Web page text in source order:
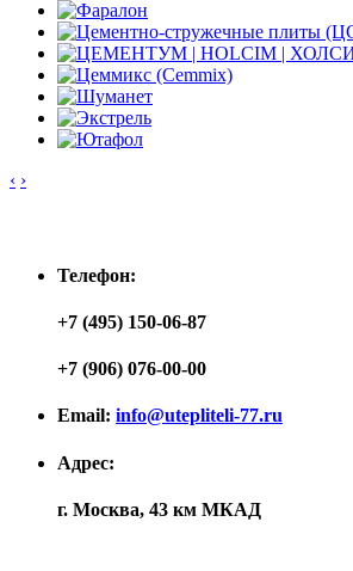
‹ ›
Телефон:
+7 (495) 150-06-87
+7 (906) 076-00-00
Email: info@utepliteli-77.ru
Адрес:
г. Москва, 43 км МКАД